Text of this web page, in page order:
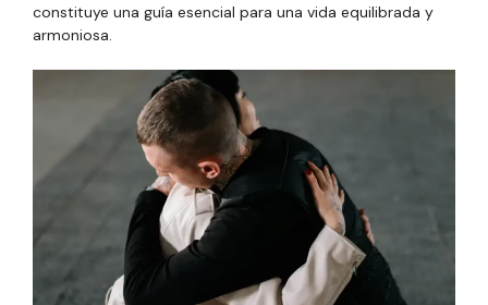
constituye una guía esencial para una vida equilibrada y
armoniosa.